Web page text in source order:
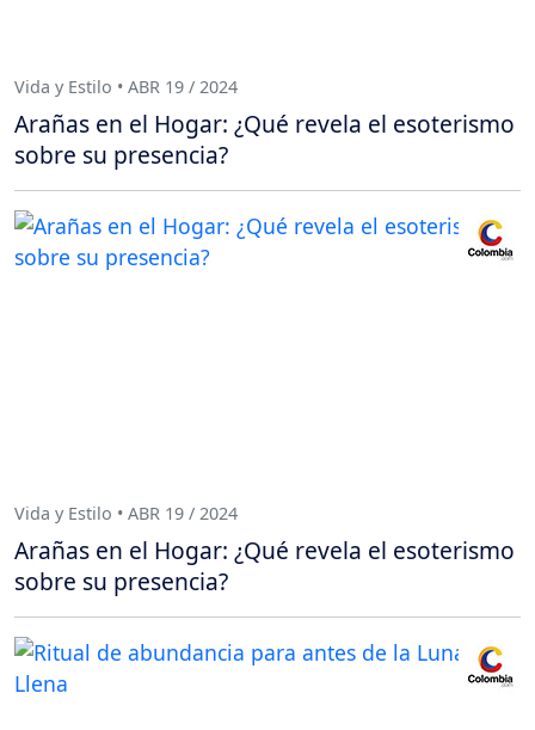
Vida y Estilo • ABR 19 / 2024
Arañas en el Hogar: ¿Qué revela el esoterismo
sobre su presencia?
Vida y Estilo • ABR 19 / 2024
Arañas en el Hogar: ¿Qué revela el esoterismo
sobre su presencia?